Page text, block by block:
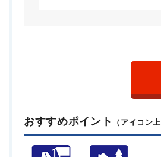
おすすめポイント （アイコン